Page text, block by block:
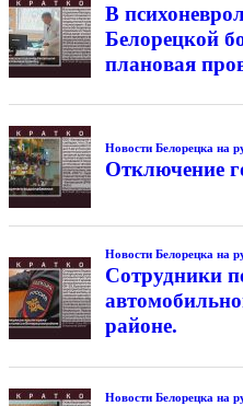
В
Белорецкой
плановая
Новости Белорецка на
Отключение
Новости Белорецка на
Сотрудники
районе.
Новости Белорецка на